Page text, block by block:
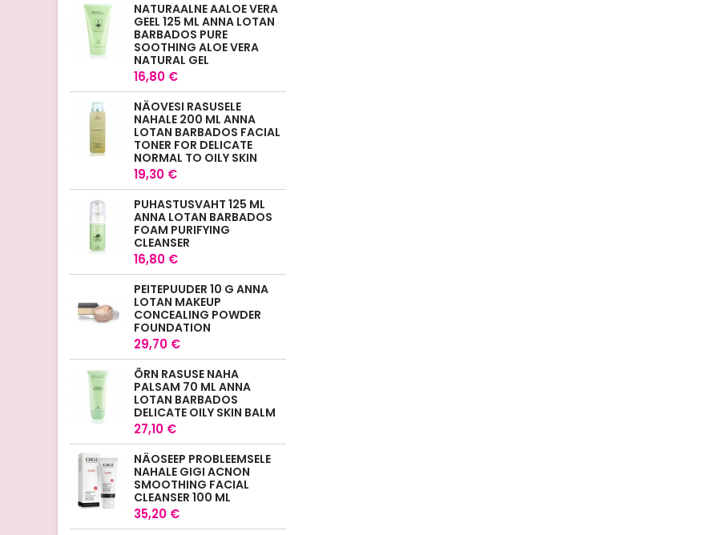
NATURAALNE AALOE VERA
GEEL 125 ML ANNA LOTAN
BARBADOS PURE
SOOTHING ALOE VERA
NATURAL GEL
16,80 €
NÄOVESI RASUSELE
NAHALE 200 ML ANNA
LOTAN BARBADOS FACIAL
TONER FOR DELICATE
NORMAL TO OILY SKIN
19,30 €
PUHASTUSVAHT 125 ML
ANNA LOTAN BARBADOS
FOAM PURIFYING
CLEANSER
16,80 €
PEITEPUUDER 10 G ANNA
LOTAN MAKEUP
CONCEALING POWDER
FOUNDATION
29,70 €
ÕRN RASUSE NAHA
PALSAM 70 ML ANNA
LOTAN BARBADOS
DELICATE OILY SKIN BALM
27,10 €
NÄOSEEP PROBLEEMSELE
NAHALE GIGI ACNON
SMOOTHING FACIAL
CLEANSER 100 ML
35,20 €